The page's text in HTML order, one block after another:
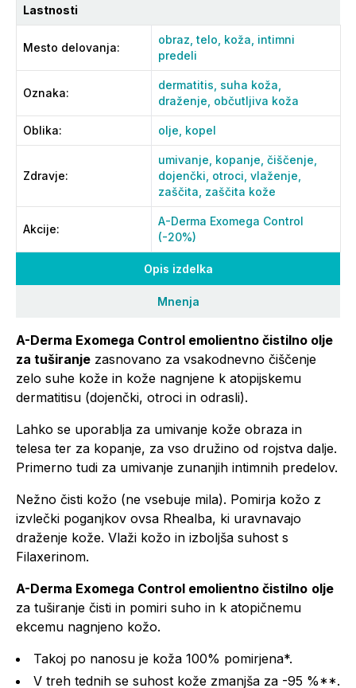
Opis izdelka
Mnenja
A-Derma Exomega Control emolientno čistilno olje
za tuširanje zasnovano za vsakodnevno čiščenje
zelo suhe kože in kože nagnjene k atopijskemu
dermatitisu (dojenčki, otroci in odrasli).
Lahko se uporablja za umivanje kože obraza in
telesa ter za kopanje, za vso družino od rojstva dalje.
Primerno tudi za umivanje zunanjih intimnih predelov.
Nežno čisti kožo (ne vsebuje mila). Pomirja kožo z
izvlečki poganjkov ovsa Rhealba, ki uravnavajo
draženje kože. Vlaži kožo in izboljša suhost s
Filaxerinom.
A-Derma Exomega Control emolientno čistilno olje
za tuširanje čisti in pomiri suho in k atopičnemu
ekcemu nagnjeno kožo.
Takoj po nanosu je koža 100% pomirjena*.
V treh tednih se suhost kože zmanjša za -95 %**.
Lastnosti
Mesto delovanja:
obraz,telo, koža, intimni
predeli
Oznaka:
dermatitis, suha koža,
draženje, občutljiva koža
Oblika: olje, kopel
Zdravje:
umivanje, kopanje, čiščenje,
dojenčki, otroci, vlaženje,
zaščita, zaščita kože
Akcije:
A-Derma Exomega Control
(-20%)